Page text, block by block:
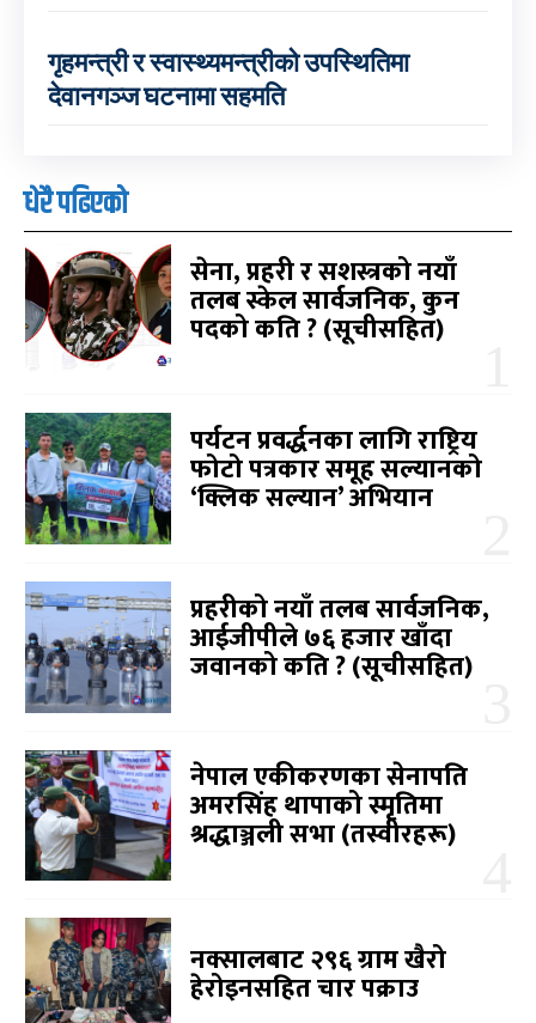
गृहमन्त्री र स्वास्थ्यमन्त्रीको उपस्थितिमा
देवानगञ्ज घटनामा सहमति
धेरै पढिएको
सेना, प्रहरी र सशस्त्रको नयाँ
तलब स्केल सार्वजनिक, कुन
पदको कति ? (सूचीसहित)
पर्यटन प्रवर्द्धनका लागि राष्ट्रिय
फोटो पत्रकार समूह सल्यानको
‘क्लिक सल्यान’ अभियान
प्रहरीको नयाँ तलब सार्वजनिक,
आईजीपीले ७६ हजार खाँदा
जवानको कति ? (सूचीसहित)
नेपाल एकीकरणका सेनापति
अमरसिंह थापाको स्मृतिमा
श्रद्धाञ्जली सभा (तस्वीरहरू)
नक्सालबाट २९६ ग्राम खैरो
हेरोइनसहित चार पक्राउ